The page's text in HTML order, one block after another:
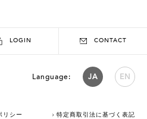
LOGIN CONTACT
Language: JA EN
リシー 特定商取引法に基づく表記